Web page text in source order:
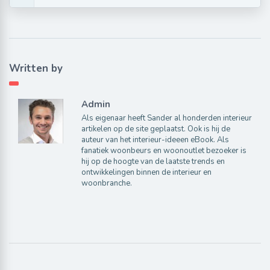
Written by
Admin
Als eigenaar heeft Sander al honderden interieur
artikelen op de site geplaatst. Ook is hij de
auteur van het interieur-ideeen eBook. Als
fanatiek woonbeurs en woonoutlet bezoeker is
hij op de hoogte van de laatste trends en
ontwikkelingen binnen de interieur en
woonbranche.